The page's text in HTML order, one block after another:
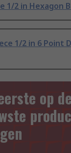
1/2 in Hexagon
1/2 in 6 Point
op